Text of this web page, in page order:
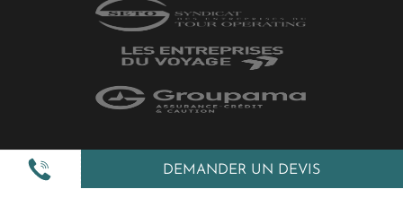
DEMANDER UN DEVIS
Plan du site
Politique de confidentialité